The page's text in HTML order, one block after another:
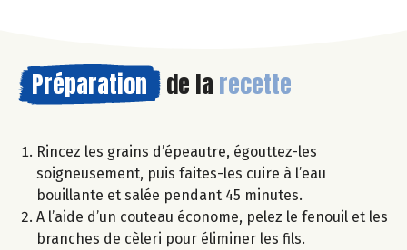
Préparation de la recette
Rincez les grains d’épeautre, égouttez-les
soigneusement, puis faites-les cuire à l’eau
bouillante et salée pendant 45 minutes.
A l’aide d’un couteau économe, pelez le fenouil et les
branches de cèleri pour éliminer les fils.